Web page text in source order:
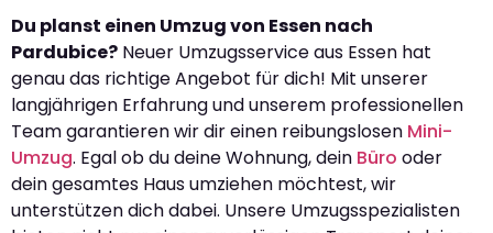
Du planst einen Umzug von Essen nach
Pardubice? Neuer Umzugsservice aus Essen hat
genau das richtige Angebot für dich! Mit unserer
langjährigen Erfahrung und unserem professionellen
Team garantieren wir dir einen reibungslosen Mini-
Umzug. Egal ob du deine Wohnung, dein Büro oder
dein gesamtes Haus umziehen möchtest, wir
unterstützen dich dabei. Unsere Umzugsspezialisten